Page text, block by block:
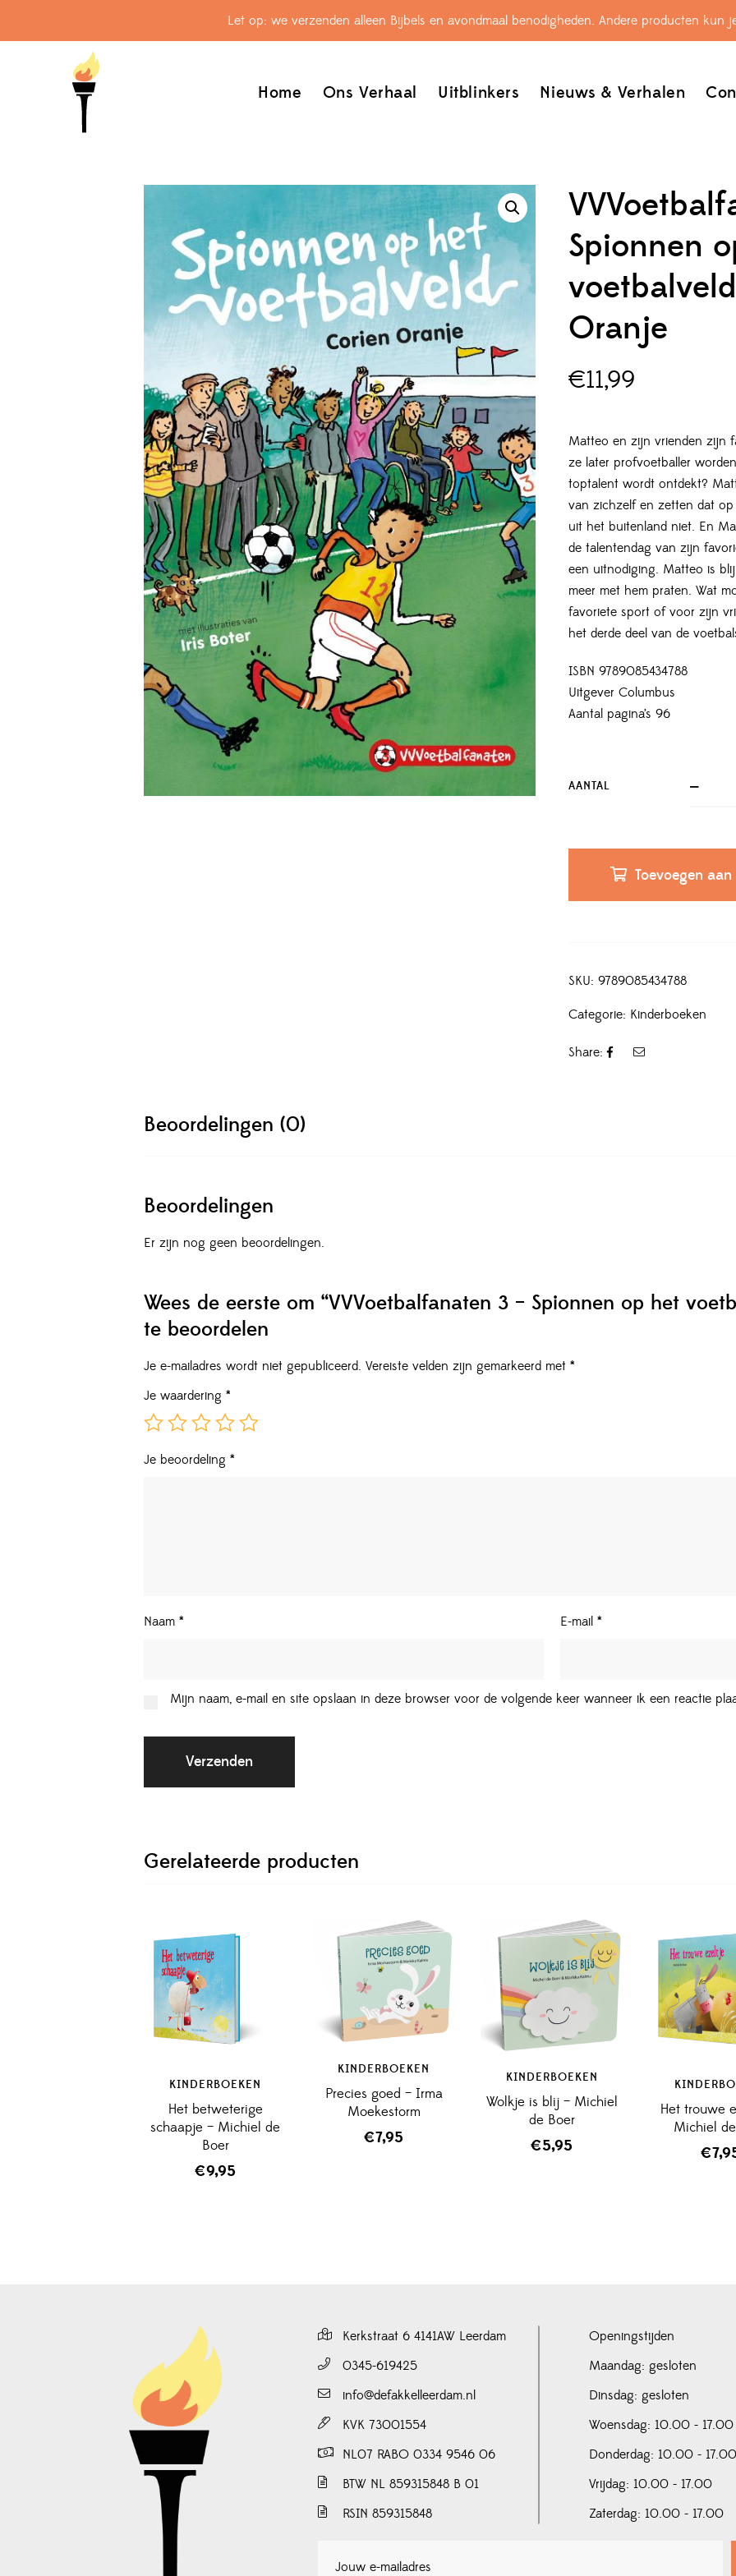
Let op: we verzenden alleen Bijbels en avondmaal benodigheden. Andere producten kun
Home Ons Verhaal Uitblinkers Nieuws & Verhalen
Spionnen
Oranje
€11,99
Matteo en zijn vrienden zijn
ze later profvoetballer
toptalent wordt ontdekt?
van zichzelf en zetten dat op
uit het buitenland niet. En
de talentendag van zijn
een uitnodiging. Matteo is
meer met hem praten. Wat
favoriete sport of voor zijn
het derde deel van de
ISBN 9789085434788
Uitgever Columbus
Aantal pagina’s 96
AANTAL
Toevoegen
SKU: 9789085434788
Categorie: Kinderboeken
Share:
Beoordelingen (0)
Beoordelingen
Er zijn nog geen beoordelingen.
Wees de eerste om “VVVoetbalfanaten 3 – Spionnen op het
te beoordelen
Je e-mailadres wordt niet gepubliceerd. Vereiste velden zijn gemarkeerd met *
Je waardering *
Je beoordeling *
Naam * E-mail *
Mijn naam, e-mail en site opslaan in deze browser voor de volgende keer wanneer ik een reactie
Gerelateerde producten
KINDERBOEKEN
Het betweterige
schaapje – Michiel de
Boer
€9,95
KINDERBOEKEN
Precies goed – Irma
Moekestorm
€7,95
KINDERBOEKEN
Wolkje is blij – Michiel
de Boer
€5,95
Het trouwe
Michiel
€
Kerkstraat 6 4141AW Leerdam
0345-619425
info@defakkelleerdam.nl
KVK 73001554
NL07 RABO 0334 9546 06
BTW NL 859315848 B 01
RSIN 859315848
Openingstijden
Maandag: gesloten
Dinsdag: gesloten
Woensdag: 10.00 - 17.00
Donderdag: 10.00 - 17.00
Vrijdag: 10.00 - 17.00
Zaterdag: 10.00 - 17.00